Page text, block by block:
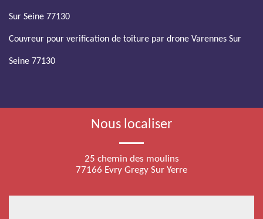
Sur Seine 77130
Couvreur pour verification de toiture par drone Varennes Sur
Seine 77130
Nous localiser
25 chemin des moulins
77166 Evry Gregy Sur Yerre